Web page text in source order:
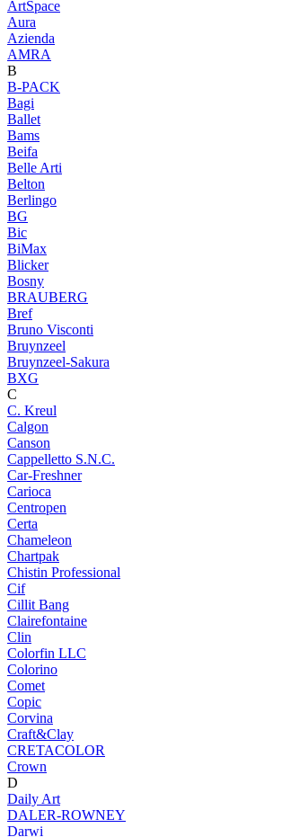
ArtSpace
Aura
Azienda
AМRA
B
B-PACK
Bagi
Ballet
Bams
Beifa
Belle Arti
Belton
Berlingo
BG
Bic
BiMax
Blicker
Bosny
BRAUBERG
Bref
Bruno Visconti
Bruynzeel
Bruynzeel-Sakura
BXG
C
C. Kreul
Calgon
Canson
Cappelletto S.N.C.
Car-Freshner
Carioca
Centropen
Certa
Chameleon
Chartpak
Chistin Professional
Cif
Cillit Bang
Clairefontaine
Clin
Colorfin LLC
Colorino
Comet
Copic
Corvina
Craft&Clay
CRETACOLOR
Crown
D
Daily Art
DALER-ROWNEY
Darwi